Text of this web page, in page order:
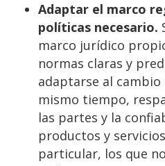
Adaptar el marco
políticas necesario.
marco jurídico
normas claras y
adaptarse al
mismo tiempo,
las partes y la
productos y
particular, los que